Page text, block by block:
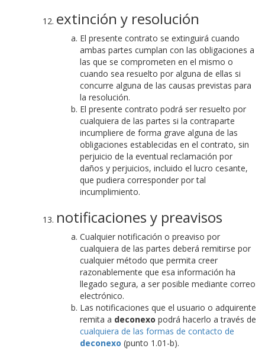
extinción y resolución
El presente contrato se extinguirá cuando
ambas partes cumplan con las obligaciones a
las que se comprometen en el mismo o
cuando sea resuelto por alguna de ellas si
concurre alguna de las causas previstas para
la resolución.
El presente contrato podrá ser resuelto por
cualquiera de las partes si la contraparte
incumpliere de forma grave alguna de las
obligaciones establecidas en el contrato, sin
perjuicio de la eventual reclamación por
daños y perjuicios, incluido el lucro cesante,
que pudiera corresponder por tal
incumplimiento.
notificaciones y preavisos
Cualquier notificación o preaviso por
cualquiera de las partes deberá remitirse por
cualquier método que permita creer
razonablemente que esa información ha
llegado segura, a ser posible mediante correo
electrónico.
Las notificaciones que el usuario o adquirente
remita a deconexo podrá hacerlo a través de
cualquiera de las formas de contacto de
deconexo (punto 1.01-b).